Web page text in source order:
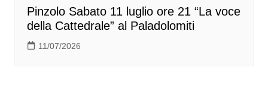
Pinzolo Sabato 11 luglio ore 21 “La voce
della Cattedrale” al Paladolomiti
11/07/2026